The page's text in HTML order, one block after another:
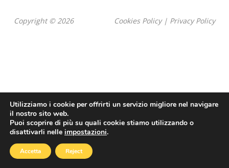
Copyright © 2026 Cookies Policy| Privacy Policy
Utilizziamo i cookie per offrirti un servizio migliore nel navigare
il nostro sito web.
Puoi scoprire di più su quali cookie stiamo utilizzando o
disattivarli nelle impostazioni.
Accetta Reject